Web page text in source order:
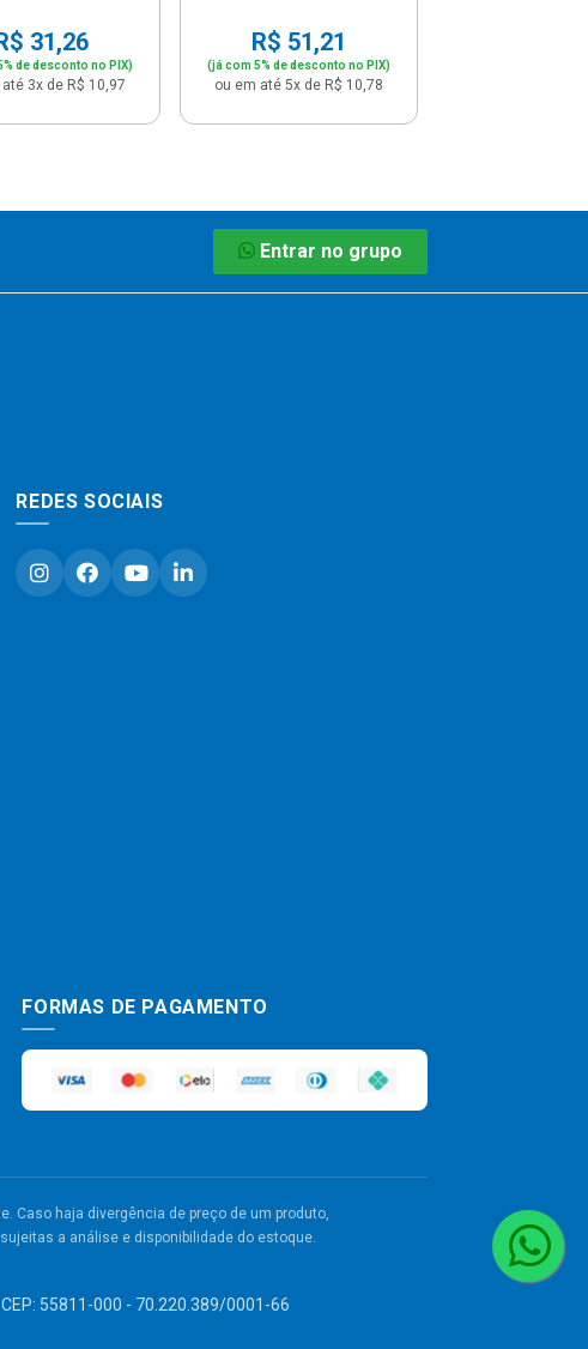
31,26
de desconto no PIX)
3x de R$ 10,97
R$ 51,21
(já com 5% de desconto no PIX)
ou em até 5x de R$ 10,78
Entrar no grupo
REDES SOCIAIS
FORMAS DE PAGAMENTO
Caso haja divergência de preço de um produto,
a análise e disponibilidade do estoque.
55811-000 - 70.220.389/0001-66